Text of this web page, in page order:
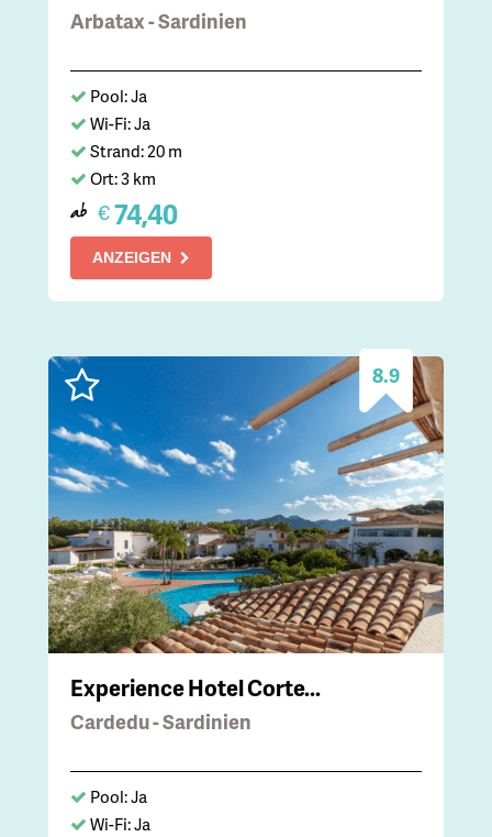
Arbatax - Sardinien
Pool: Ja
Wi-Fi: Ja
Strand: 20 m
Ort: 3 km
ab €74,40
ANZEIGEN
8.9
Experience Hotel Corte...
Cardedu - Sardinien
Pool: Ja
Wi-Fi: Ja